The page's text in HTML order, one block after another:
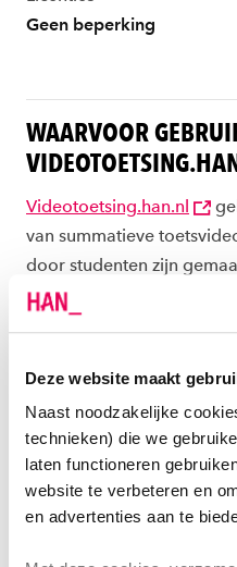
Deze website maakt
Naast noodzakelijke
technieken) die we
laten functioneren
website te verbeteren en
en advertenties aan te
Geen beperking
WAARVOOR
Videotoetsing.han.nl
van summatieve
door studenten zijn
worden beoordeeld. Alle
De inhoud van de
erg variëren. Gesprekken
uitvoeren van een
gebrachte voorbeelden
videotoetsing platform is
toetsproces en wordt